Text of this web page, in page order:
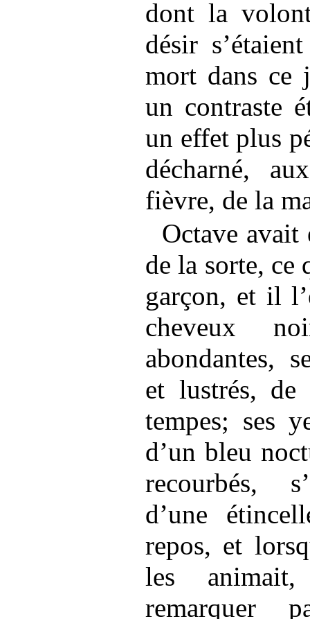
dont la
désir
mort dans ce
un contraste
un effet plus
décharné,
fièvre, de la
Octave avait
de la sorte, ce
garçon, et il
cheveux
abondantes,
et lustrés, de
tempes; ses
d’un bleu
recourbés,
d’une
repos, et
les
remarquer